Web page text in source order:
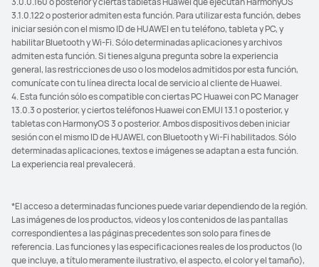
3.1.0.122 o posterior admiten esta función. Para utilizar esta función, debes
iniciar sesión con el mismo ID de HUAWEI en tu teléfono, tableta y PC, y
habilitar Bluetooth y Wi-Fi. Sólo determinadas aplicaciones y archivos
admiten esta función. Si tienes alguna pregunta sobre la experiencia
general, las restricciones de uso o los modelos admitidos por esta función,
comunícate con tu línea directa local de servicio al cliente de Huawei.
4. Esta función sólo es compatible con ciertas PC Huawei con PC Manager
13.0.3 o posterior, y ciertos teléfonos Huawei con EMUI 13.1 o posterior, y
tabletas con HarmonyOS 3 o posterior. Ambos dispositivos deben iniciar
sesión con el mismo ID de HUAWEI, con Bluetooth y Wi-Fi habilitados. Sólo
determinadas aplicaciones, textos e imágenes se adaptan a esta función.
La experiencia real prevalecerá.
*El acceso a determinadas funciones puede variar dependiendo de la región.
Las imágenes de los productos, videos y los contenidos de las pantallas
correspondientes a las páginas precedentes son solo para fines de
referencia. Las funciones y las especificaciones reales de los productos (lo
que incluye, a título meramente ilustrativo, el aspecto, el color y el tamaño),